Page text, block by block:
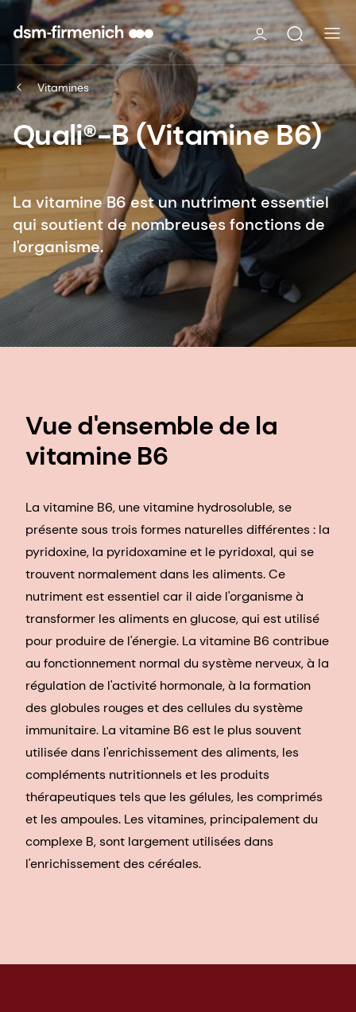
Vitamines
Quali®-B (Vitamine B6)
La vitamine B6 est un nutriment essentiel
qui soutient de nombreuses fonctions de
l'organisme.
Vue d'ensemble de la
vitamine B6
La vitamine B6, une vitamine hydrosoluble, se
présente sous trois formes naturelles différentes : la
pyridoxine, la pyridoxamine et le pyridoxal, qui se
trouvent normalement dans les aliments. Ce
nutriment est essentiel car il aide l'organisme à
transformer les aliments en glucose, qui est utilisé
pour produire de l'énergie. La vitamine B6 contribue
au fonctionnement normal du système nerveux, à la
régulation de l'activité hormonale, à la formation
des globules rouges et des cellules du système
immunitaire. La vitamine B6 est le plus souvent
utilisée dans l'enrichissement des aliments, les
compléments nutritionnels et les produits
thérapeutiques tels que les gélules, les comprimés
et les ampoules. Les vitamines, principalement du
complexe B, sont largement utilisées dans
l'enrichissement des céréales.